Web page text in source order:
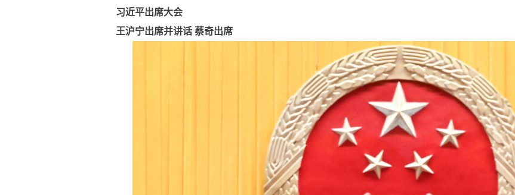
习近平出席大会
王沪宁出席并讲话 蔡奇出席